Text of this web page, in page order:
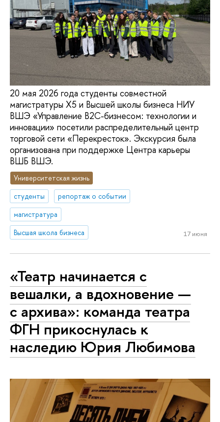
20 мая 2026 года студенты совместной
магистратуры Х5 и Высшей школы бизнеса НИУ
ВШЭ «Управление B2C-бизнесом: технологии и
инновации» посетили распределительный центр
торговой сети «Перекресток». Экскурсия была
организована при поддержке Центра карьеры
ВШБ ВШЭ.
Университетская жизнь
студенты
репортаж о событии
магистратура
Высшая школа бизнеса
17 июня
«Театр начинается с
вешалки, а вдохновение —
с архива»: команда театра
ФГН прикоснулась к
наследию Юрия Любимова